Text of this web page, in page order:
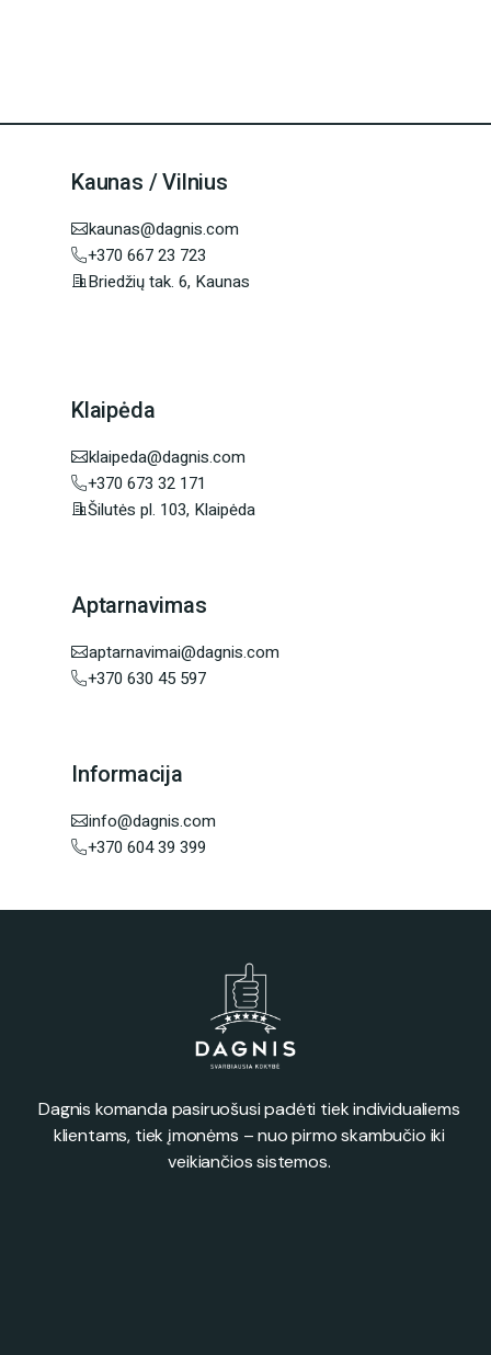
Kaunas / Vilnius
kaunas@dagnis.com
+370 667 23 723
Briedžių tak. 6, Kaunas
Klaipėda
klaipeda@dagnis.com
+370 673 32 171
Šilutės pl. 103, Klaipėda
Aptarnavimas
aptarnavimai@dagnis.com
+370 630 45 597
Informacija
info@dagnis.com
+370 604 39 399
Dagnis komanda pasiruošusi padėti tiek individualiems
klientams, tiek įmonėms – nuo pirmo skambučio iki
veikiančios sistemos.